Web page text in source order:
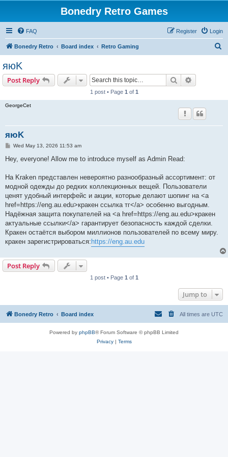
Bonedry Retro Games
FAQ Login
Register
Bonedry Retro Board index Retro Gaming
яюK
Post Reply Search
1 post • Page 1 of 1
GeorgeCet
яюK
P
s
Wed May 13, 2026 11:53 am
Hey, everyone! Allow me to introduce myself as Admin Read:
На Kraken представлен невероятно разнообразный ассортимент: от
модной одежды до редких коллекционных вещей. Пользователи
ценят удобный интерфейс и акции, которые делают шопинг на <a
href=https://eng.au.edu>кракен ссылка тг</a> особенно выгодным.
Надёжная защита покупателей на <a href=https://eng.au.edu>кракен
актуальные ссылки</a> гарантирует безопасность каждой сделки.
Кракен остаётся выбором миллионов пользователей по всему миру.
кракен зарегистрироваться: https://eng.au.edu
Post Reply
1 post • Page 1 of 1
Jump to
Bonedry Retro Board index All times are UTC
Powered by phpBB® Forum Software © phpBB Limited
Privacy| Terms